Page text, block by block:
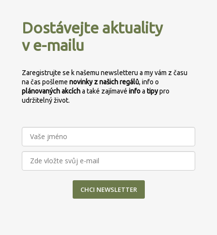
Dostávejte aktuality
v e-mailu
Zaregistrujte se k našemu newsletteru a my vám z času
na čas pošleme novinky z našich regálů, info o
plánovanýchakcícha také zajímavé infoa tipypro
udržitelný život.
CHCI NEWSLETTER